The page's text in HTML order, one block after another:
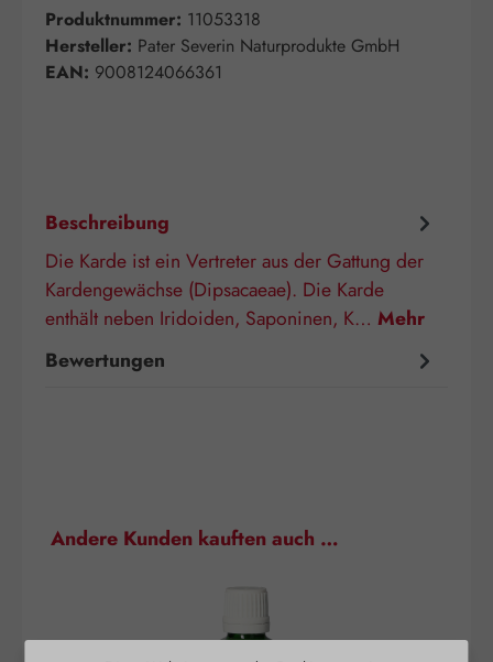
Produktnummer: 11053318
Hersteller: Pater Severin Naturprodukte GmbH
EAN: 9008124066361
Beschreibung
Die Karde ist ein Vertreter aus der Gattung der
Kardengewächse (Dipsacaeae). Die Karde
enthält neben Iridoiden, Saponinen, K… Mehr
Bewertungen
Produktgalerie überspringen
Andere Kunden kauften auch …